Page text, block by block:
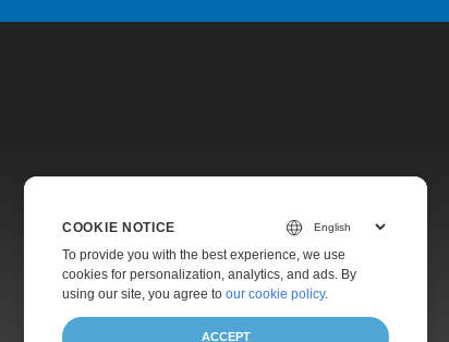
Paid Support
About
COOKIE NOTICE
To provide you with the best experience, we use
cookies for personalization, analytics, and ads. By
using our site, you agree to our cookie policy.
ACCEPT